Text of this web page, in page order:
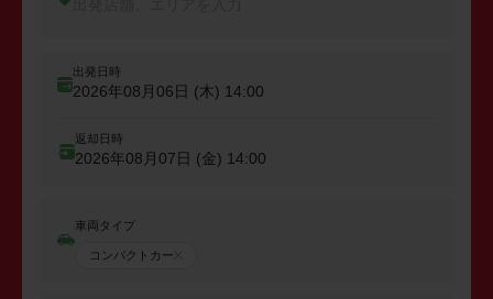
出発日時
2026年08月06日 (木) 14:00
返却日時
2026年08月07日 (金) 14:00
車両タイプ
コンパクトカー